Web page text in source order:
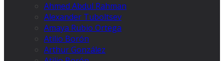
Ahmed Abdul Rahman
Alexander Tuboltsev
Amaya Rubio Ortega
Atilio Borón
Arthur González